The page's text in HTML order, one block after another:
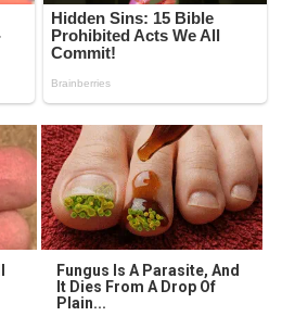
Fungus Is A Parasite, And
It Dies From A Drop Of
Plain...